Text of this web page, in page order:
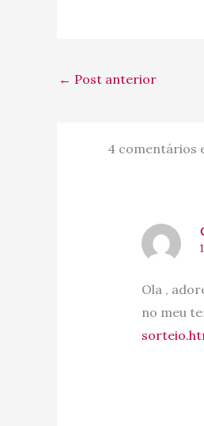
← Post anterior
4 comentários
Ola ,
no meu